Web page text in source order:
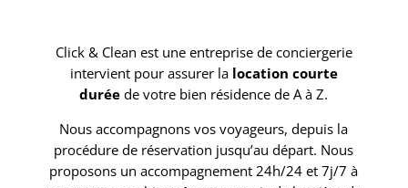
Click & Clean est une entreprise de conciergerie
intervient pour assurer la location courte
durée de votre bien résidence de A à Z.
Nous accompagnons vos voyageurs, depuis la
procédure de réservation jusqu’au départ. Nous
proposons un accompagnement 24h/24 et 7j/7 à